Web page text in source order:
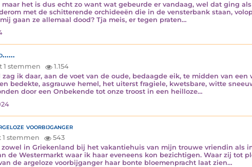
het is dus echt zo want wat gebeurde er vandaag, wel dat ging
met de schitterende orchideeën die in de vensterbank staan,
gaan ze allemaal dood? Tja meis, er tegen praten…
1 stemmen
1.154
zag ik daar, aan de voet van de oude, bedaagde eik, te midden van
bedekte, asgrauwe hemel, het uiterst fragiele, kwetsbare, witte
door een Onbekende tot onze troost in een heilloze…
voorbijganger
1 stemmen
543
in Griekenland bij het vakantiehuis van mijn trouwe vriendin als
de Westermarkt waar ik haar eveneens kon bezichtigen. Waar zij tot
de argeloze voorbijganger haar bonte bloemenpracht laat zien…